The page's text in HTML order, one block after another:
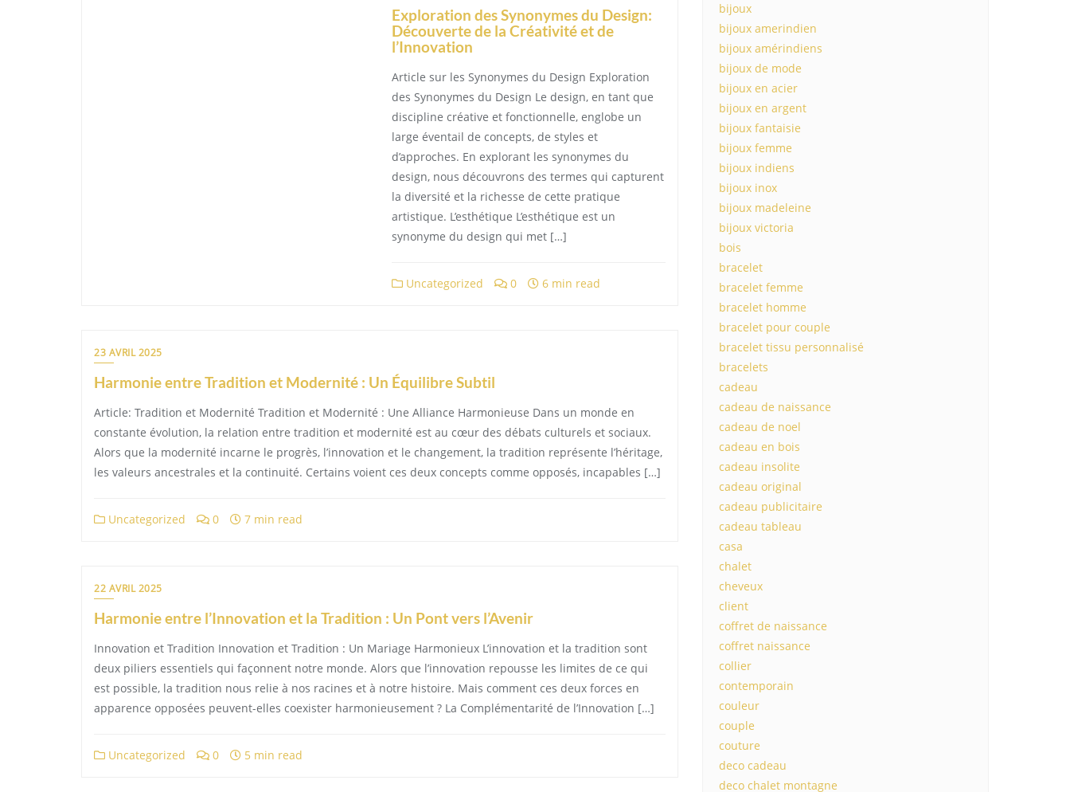
Exploration des Synonymes du Design:
Découverte de la Créativité et de
l’Innovation
Article sur les Synonymes du Design Exploration
des Synonymes du Design Le design, en tant que
discipline créative et fonctionnelle, englobe un
large éventail de concepts, de styles et
d’approches. En explorant les synonymes du
design, nous découvrons des termes qui capturent
la diversité et la richesse de cette pratique
artistique. L’esthétique L’esthétique est un
synonyme du design qui met […]
Uncategorized 0 6 min read
23 AVRIL 2025
Harmonie entre Tradition et Modernité : Un Équilibre Subtil
Article: Tradition et Modernité Tradition et Modernité : Une Alliance Harmonieuse Dans un monde en
constante évolution, la relation entre tradition et modernité est au cœur des débats culturels et sociaux.
Alors que la modernité incarne le progrès, l’innovation et le changement, la tradition représente l’héritage,
les valeurs ancestrales et la continuité. Certains voient ces deux concepts comme opposés, incapables […]
Uncategorized 0 7 min read
22 AVRIL 2025
Harmonie entre l’Innovation et la Tradition : Un Pont vers l’Avenir
Innovation et Tradition Innovation et Tradition : Un Mariage Harmonieux L’innovation et la tradition sont
deux piliers essentiels qui façonnent notre monde. Alors que l’innovation repousse les limites de ce qui
est possible, la tradition nous relie à nos racines et à notre histoire. Mais comment ces deux forces en
apparence opposées peuvent-elles coexister harmonieusement ? La Complémentarité de l’Innovation […]
Uncategorized 0 5 min read
bijoux
bijoux amerindien
bijoux amérindiens
bijoux de mode
bijoux en acier
bijoux en argent
bijoux fantaisie
bijoux femme
bijoux indiens
bijoux inox
bijoux madeleine
bijoux victoria
bois
bracelet
bracelet femme
bracelet homme
bracelet pour couple
bracelet tissu personnalisé
bracelets
cadeau
cadeau de naissance
cadeau de noel
cadeau en bois
cadeau insolite
cadeau original
cadeau publicitaire
cadeau tableau
casa
chalet
cheveux
client
coffret de naissance
coffret naissance
collier
contemporain
couleur
couple
couture
deco cadeau
deco chalet montagne